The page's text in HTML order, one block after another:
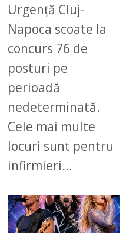
Urgență Cluj-
Napoca scoate la
concurs 76 de
posturi pe
perioadă
nedeterminată.
Cele mai multe
locuri sunt pentru
infirmieri…